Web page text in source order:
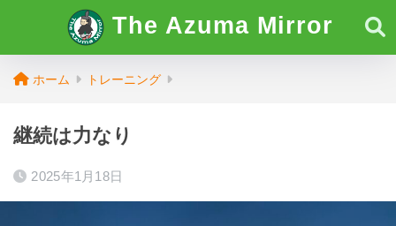
The Azuma Mirror
ホーム トレーニング
継続は力なり
2025年1月18日